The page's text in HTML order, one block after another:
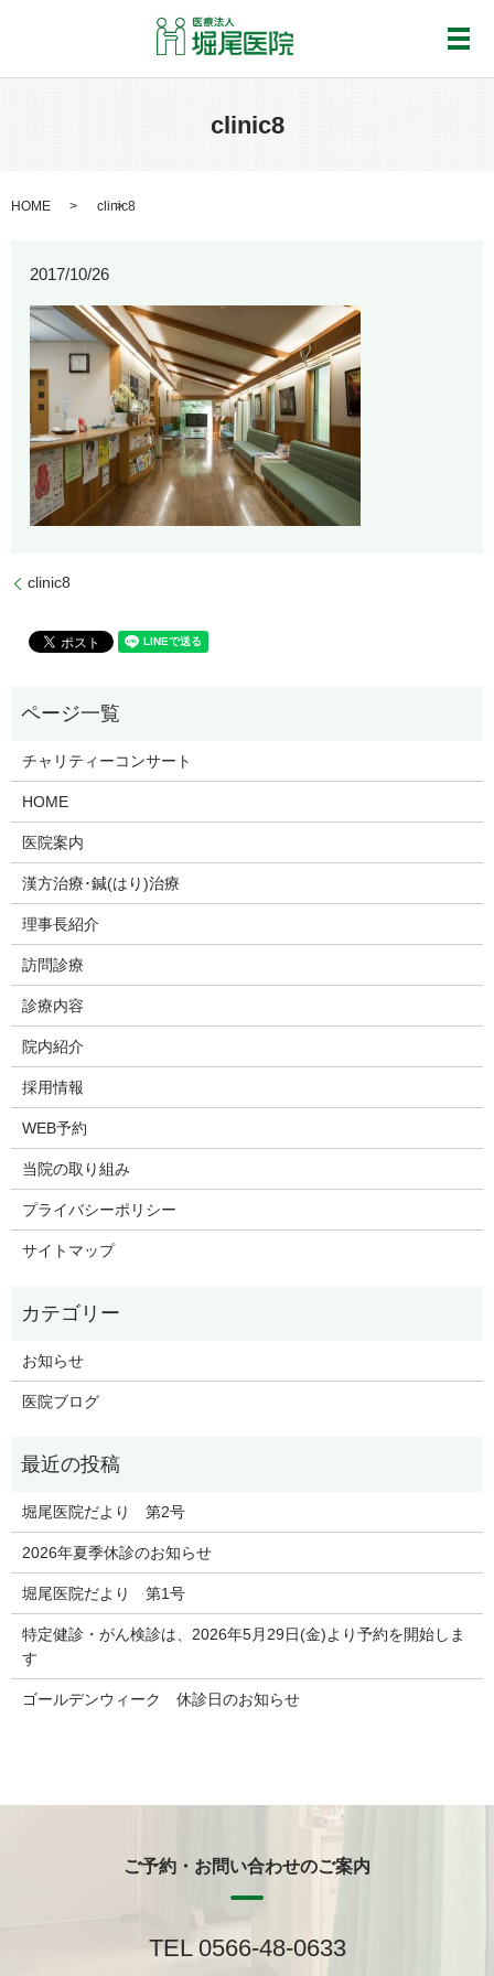
メ
clinic8
HOME clinic8
2017/10/26
clinic8
チャリティーコンサート
HOME
医院案内
漢方治療･鍼(はり)治療
理事長紹介
訪問診療
診療内容
院内紹介
採用情報
WEB予約
当院の取り組み
プライバシーポリシー
サイトマップ
お知らせ
医院ブログ
堀尾医院だより 第2号
2026年夏季休診のお知らせ
堀尾医院だより 第1号
特定健診・がん検診は、2026年5月29日(金)より予約を開始しま
す
ゴールデンウィーク 休診日のお知らせ
ご予約・お問い合わせのご案内
TEL 0566-48-0633